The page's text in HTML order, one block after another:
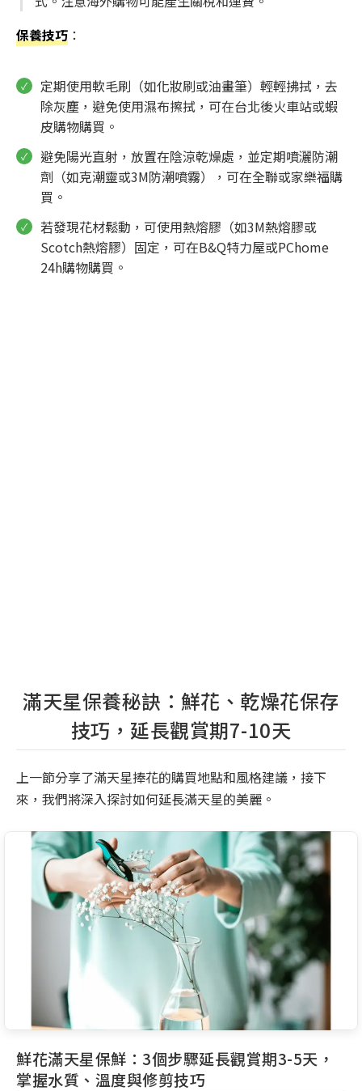
保養技巧 ：
定期使用軟毛刷（如化妝刷或油畫筆）輕輕拂拭，去
除灰塵，避免使用濕布擦拭，可在台北後火車站或蝦
皮購物購買。
避免陽光直射，放置在陰涼乾燥處，並定期噴灑防潮
劑（如克潮靈或3M防潮噴霧），可在全聯或家樂福購
買。
若發現花材鬆動，可使用熱熔膠（如3M熱熔膠或
Scotch熱熔膠）固定，可在B&Q特力屋或PChome
24h購物購買。
滿天星保養秘訣：鮮花、乾燥花保存
技巧，延長觀賞期7-10天
上一節分享了滿天星捧花的購買地點和風格建議，接下
來，我們將深入探討如何延長滿天星的美麗。
鮮花滿天星保鮮：3個步驟延長觀賞期3-5天，
掌握水質、溫度與修剪技巧